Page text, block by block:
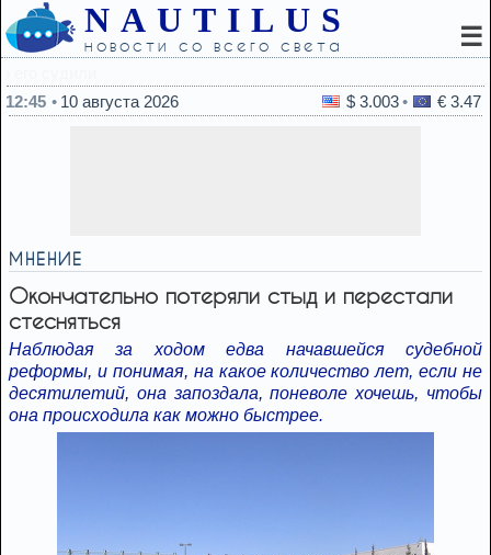
NAUTILUS
новости со всего света ☰
12:45
10 августа 2026 $ 3.003 € 3.47
МНЕНИЕ
Окончательно потеряли стыд и перестали
стесняться
Наблюдая за ходом едва начавшейся судебной
реформы, и понимая, на какое количество лет, если не
десятилетий, она запоздала, поневоле хочешь, чтобы
она происходила как можно быстрее.